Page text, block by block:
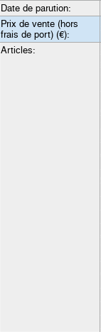
Date de parution:
Prix de vente (hors
frais de port) (€):
Articles: